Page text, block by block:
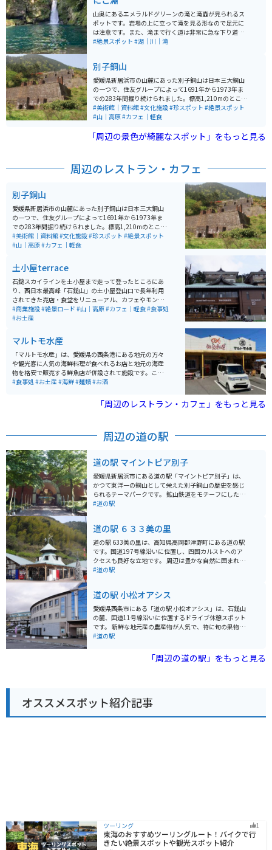
山奥にあるエメラルドグリーンの滝と滝壺が見られるス
ポットです。岩場の上に立って滝を見る形なので足元に
は注意です。また、滝まで行く道は非常に急な下り道で
山の斜面を下るような場所なので、小さい子供や足が悪
#絶景スポット #湖｜川｜滝
別子銅山
愛媛県新居浜市の山麓にあった別子銅山は日本三大銅山
の一つで、住友グループによって1691年から1973年ま
での283年間掘り続けられました。標高1,210mのところ
から掘り始め、最深部は海面下1,000mにまで達しまし
た。 その後、山を元の状態に戻すために、明治初期から
す。 閉山後は「端出場（はでば）地区」と「東平（とう
なる）地区」の2カ所に分けて整備され、2007年度に近
ュ」として有名です。
#美術館｜資料館#文化施設#珍スポット #絶景スポット
#山｜高原#カフェ｜軽食
「周辺の景色が綺麗なスポット」をもっと見る
周辺のレストラン・カフェ
別子銅山
愛媛県新居浜市の山麓にあった別子銅山は日本三大銅山
の一つで、住友グループによって1691年から1973年ま
での283年間掘り続けられました。標高1,210mのところ
から掘り始め、最深部は海面下1,000mにまで達しまし
た。 その後、山を元の状態に戻すために、明治初期から
す。 閉山後は「端出場（はでば）地区」と「東平（とう
なる）地区」の2カ所に分けて整備され、2007年度に近
代化産業遺産（経済産業省）に認定されました。特に、
東平地区の索道基地・貯鉱庫跡は「東洋のマチュピチ
ュ」として有名です。
#美術館｜資料館#文化施設#珍スポット #絶景スポット
#山｜高原#カフェ｜軽食
土小屋terrace
石鎚スカイラインを土小屋まで走って登ったところにあ
り、西日本最高峰「石鎚山」の土小屋登山口で長年利用
されてきた売店・食堂をリニューアル、カフェやモンベ
ルコーナーをへいせつしたショップです。 久万高原の杉
材をふんだんに使った開放感のある店内には、mont-bell
たり、土小屋限定モンベルコラボグッズなど、アイテム
も多数販売しています。
#商業施設#絶景ロード #山｜高原#カフェ｜軽食#食事処
#お土産
マルトモ水産
「マルトモ水産」は、愛媛県の西条港にある地元の方々
や観光客に人気の海鮮料理が食べれるお店と地元の海産
物を格安で販売する鮮魚店が併設されて施設です。ここ
のおすすめはなんといっても海鮮丼で、多くの方この海
海産物も鮮度抜群で、お刺身の盛り合わせなども格安の
値段で購入することが出来ます。駐車場は車が20台ぐら
い。
#食事処 #お土産#海鮮#麺類#お酒
「周辺のレストラン・カフェ」をもっと見る
周辺の道の駅
道の駅 マイントピア別子
愛媛県新居浜市にある道の駅「マイントピア別子」は、
かつて東洋一の銅山として栄えた別子銅山の歴史を感じ
られるテーマパークです。 鉱山鉄道をモチーフにした愛
称「ボトム・サテライト」という施設内には、レストラ
また、マイントピア別子周辺には、東洋のマチュピチュ
と呼ばれる「東平ゾーン」や、温泉施設「別子温泉ゆっ
たり館」など、見どころがたくさんあります。 バイクで
訪れる際は、山岳地帯を走行するため、急カーブや勾配
に注意が必要です。東平ゾーンへは、車で約1時間かかる
ので、時間に余裕を持って訪れることをおすすめしま
きた「別子飴」や、地元産のゆずを使った「ゆず胡椒」
出にいかがでしょうか。
#道の駅
道の駅 ６３３美の里
道の駅 633美の里は、高知県高岡郡津野町にある道の駅
です。国道197号線沿いに位置し、四国カルストへのア
クセスも良好な立地です。 周辺は豊かな自然に囲まれて
おり、ドライブやツーリングの休憩スポットとして人気
ナーなどが併設されています。 レストランでは、地元の
食材をふんだんに使った料理を楽しむことができます。
特に、津野町産の猪肉を使った猪肉丼や猪肉そばはおす
すめです。また、軽食コーナーでは、ソフトクリームや
焼き立てパンなども販売されています。バイクで訪れる
場合は、駐車場も広く停めやすいので安心です。 周辺に
トが点在しています。また、車で約1時間の距離には、日
るでしょう。
#道の駅
道の駅 小松オアシス
愛媛県西条市にある「道の駅 小松オアシス」は、石鎚山
の麓、国道11号線沿いに位置するドライブ休憩スポット
です。 新鮮な地元産の農産物が人気で、特に旬の果物や
野菜はおすすめです。レストランでは、地元食材を使っ
「そうめん」も名物です。 バイクで訪れる場合、駐車場
も広く、休憩スペースもあるので安心です。石鎚スカイ
ど、観光スポットも点在しています。道の駅で情報収集
をしてから、周辺観光を楽しむのも良いでしょう。
#道の駅
「周辺の道の駅」をもっと見る
オススメスポット紹介記事
ツーリング 1
東海のおすすめツーリングルート！バイクで行
きたい絶景スポットや観光スポット紹介